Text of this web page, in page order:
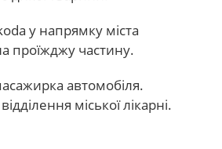
у напрямку міста
проїжджу частину.
автомобіля.
міської лікарні.